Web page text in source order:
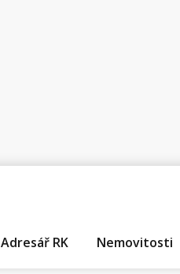
Adresář RK Nemovitosti